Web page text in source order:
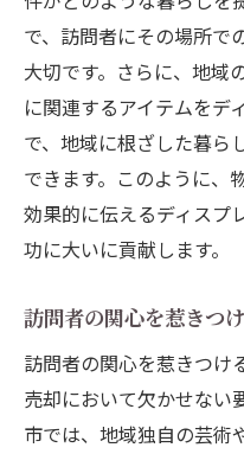
で、訪問者にその場所で
大切です。さらに、地域
に関連するアイテムをデ
で、地域に根ざした暮ら
できます。このように、
効果的に伝えるディスプ
功に大いに貢献します。
訪問者の関心を惹きつ
訪問者の関心を惹きつけ
売却において欠かせない
市では、地域独自の芸術